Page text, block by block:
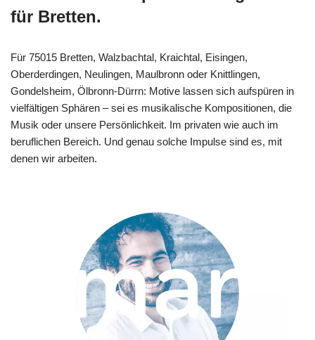
für Bretten.
Für 75015 Bretten, Walzbachtal, Kraichtal, Eisingen,
Oberderdingen, Neulingen, Maulbronn oder Knittlingen,
Gondelsheim, Ölbronn-Dürrn: Motive lassen sich aufspüren in
vielfältigen Sphären – sei es musikalische Kompositionen, die
Musik oder unsere Persönlichkeit. Im privaten wie auch im
beruflichen Bereich. Und genau solche Impulse sind es, mit
denen wir arbeiten.